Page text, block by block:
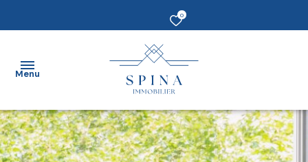
0
Menu
Accueil